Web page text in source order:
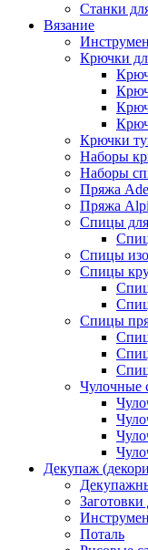
Станки
Вязание
Крючки
Крючки
Наборы
Наборы
Пряжа
Пряжа
Спицы для
Спицы
Спицы
Спицы
Чулочные
Декупаж
Заготовки
Поталь